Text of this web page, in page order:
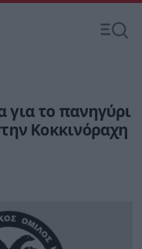
για το πανηγύρι
Κοκκινόραχη